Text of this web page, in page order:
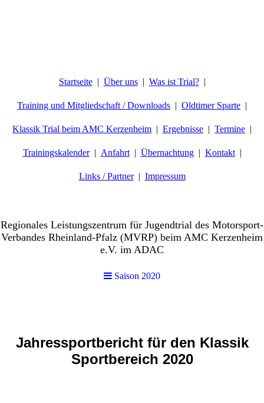
Startseite Über uns Was ist Trial?
Training und Mitgliedschaft / Downloads Oldtimer Sparte
Klassik Trial beim AMC Kerzenheim Ergebnisse Termine
Trainingskalender Anfahrt Übernachtung Kontakt
Links / Partner Impressum
Regionales Leistungszentrum für Jugendtrial des Motorsport-
Verbandes Rheinland-Pfalz (MVRP) beim AMC Kerzenheim
e.V. im ADAC
Saison 2020
Jahressportbericht für den Klassik
Sportbereich 2020